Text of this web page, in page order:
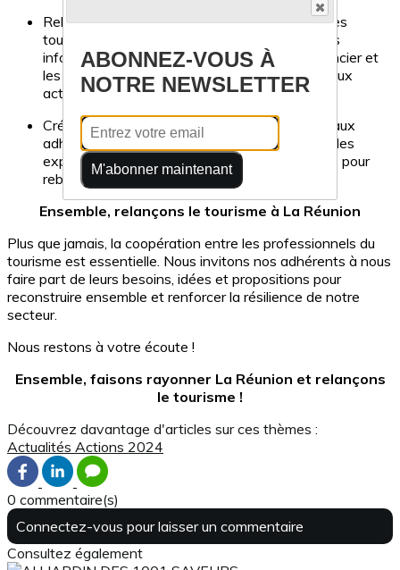
Relais des aides disponibles pour les entreprises
touristiques : Nous centralisons et diffusons les
informations sur les dispositifs de soutien financier et
les opportunités de financement accessibles aux
acteurs du tourisme.
Création d'une cellule de crise pour permettre aux
adhérents qui en ont besoin d’échanger avec des
experts et de trouver ensemble des stratégies pour
rebondir.
Ensemble, relançons le tourisme à La Réunion
Plus que jamais, la coopération entre les professionnels du
tourisme est essentielle. Nous invitons nos adhérents à nous
faire part de leurs besoins, idées et propositions pour
reconstruire ensemble et renforcer la résilience de notre
secteur.
Nous restons à votre écoute !
Ensemble, faisons rayonner La Réunion et relançons
le tourisme !
Découvrez davantage d'articles sur ces thèmes :
Actualités Actions 2024
0 commentaire(s)
Connectez-vous pour laisser un commentaire
Consultez également
ABONNEZ-VOUS À
NOTRE NEWSLETTER
M'abonner maintenant